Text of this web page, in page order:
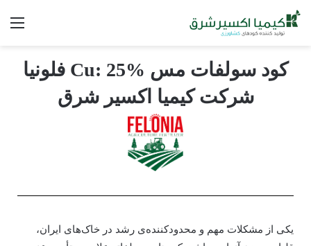
کود سولفات مس Cu: 25% فلونیا
شرکت کیمیا اکسیر شرق
یکی از مشکلات مهم و محدودکننده‌ی رشد در خاک‌های ایران،